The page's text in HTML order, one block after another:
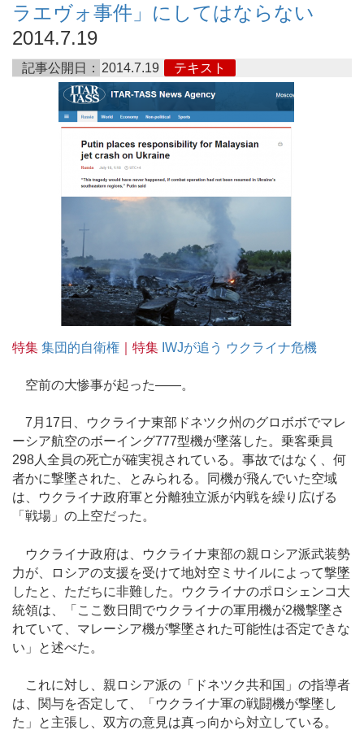
ラエヴォ事件」にしてはならない
2014.7.19
記事公開日： 2014.7.19 テキスト
特集 集団的自衛権 ｜特集 IWJが追う ウクライナ危機
空前の大惨事が起った――。
7月17日、ウクライナ東部ドネツク州のグロボボでマレ
ーシア航空のボーイング777型機が墜落した。乗客乗員
298人全員の死亡が確実視されている。事故ではなく、何
者かに撃墜された、とみられる。同機が飛んでいた空域
は、ウクライナ政府軍と分離独立派が内戦を繰り広げる
「戦場」の上空だった。
ウクライナ政府は、ウクライナ東部の親ロシア派武装勢
力が、ロシアの支援を受けて地対空ミサイルによって撃墜
したと、ただちに非難した。ウクライナのポロシェンコ大
統領は、「ここ数日間でウクライナの軍用機が2機撃墜さ
れていて、マレーシア機が撃墜された可能性は否定できな
い」と述べた。
これに対し、親ロシア派の「ドネツク共和国」の指導者
は、関与を否定して、「ウクライナ軍の戦闘機が撃墜し
た」と主張し、双方の意見は真っ向から対立している。